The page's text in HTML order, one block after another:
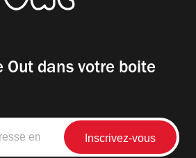
Out dans votre boite